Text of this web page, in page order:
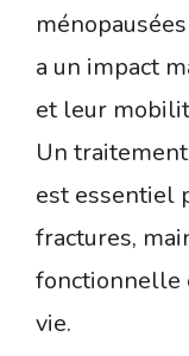
a un impact
et leur
Un
est essentiel
fractures,
fonctionnelle
vie.